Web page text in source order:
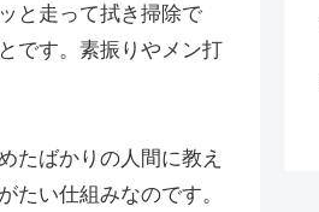
と走って拭き掃除で
です。素振りやメン打
たばかりの人間に教え
たい仕組みなのです。